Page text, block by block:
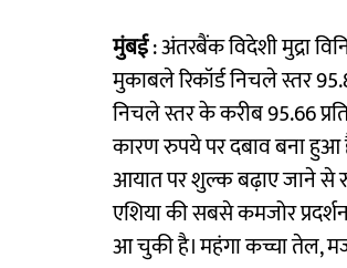
मुंबई: अंतरबैंक विदेशी मुद्रा
मुकाबले रिकॉर्ड निचले स्तर
निचले स्तर के करीब 95.66
कारण रुपये पर दबाव बना हुआ
आयात पर शुल्क बढ़ाए जाने से
एशिया की सबसे कमजोर
आ चुकी है। महंगा कच्चा तेल,